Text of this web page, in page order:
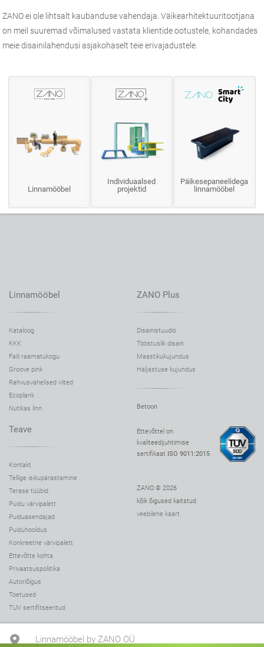
ZANOei ole lihtsalt kaubanduse vahendaja.Väikearhitektuuritootjana
on meil suuremad võimalused vastata klientide ootustele, kohandades
meie disainilahendusi asjakohaselt teie erivajadustele.
Linnamööbel
Individuaalsed
projektid
Päikesepaneelidega
linnamööbel
Linnamööbel
Kataloog
KKK
Faili raamatukogu
Groove pink
Rahvusvahelised viited
Ecoplank
Nutikas linn
ZANO Plus
Disainistuudio
Tööstuslik disain
Maastikukujundus
Haljastuse kujundus
Betoon
Teave
Kontakt
Tellige isikupärastamine
Terase tüübid
Puidu värvipalett
Puiduasendajad
Puiduhooldus
Konkreetne värvipalett
Ettevõtte kohta
Privaatsuspoliitika
Autoriõigus
Toetused
TUV sertifitseeritud
Ettevõttel on
kvaliteedijuhtimise
sertifikaat ISO 9011:2015
ZANO © 2026
kõik õigused kaitstud
veebilehe kaart
Linnamööbel by ZANO OÜ